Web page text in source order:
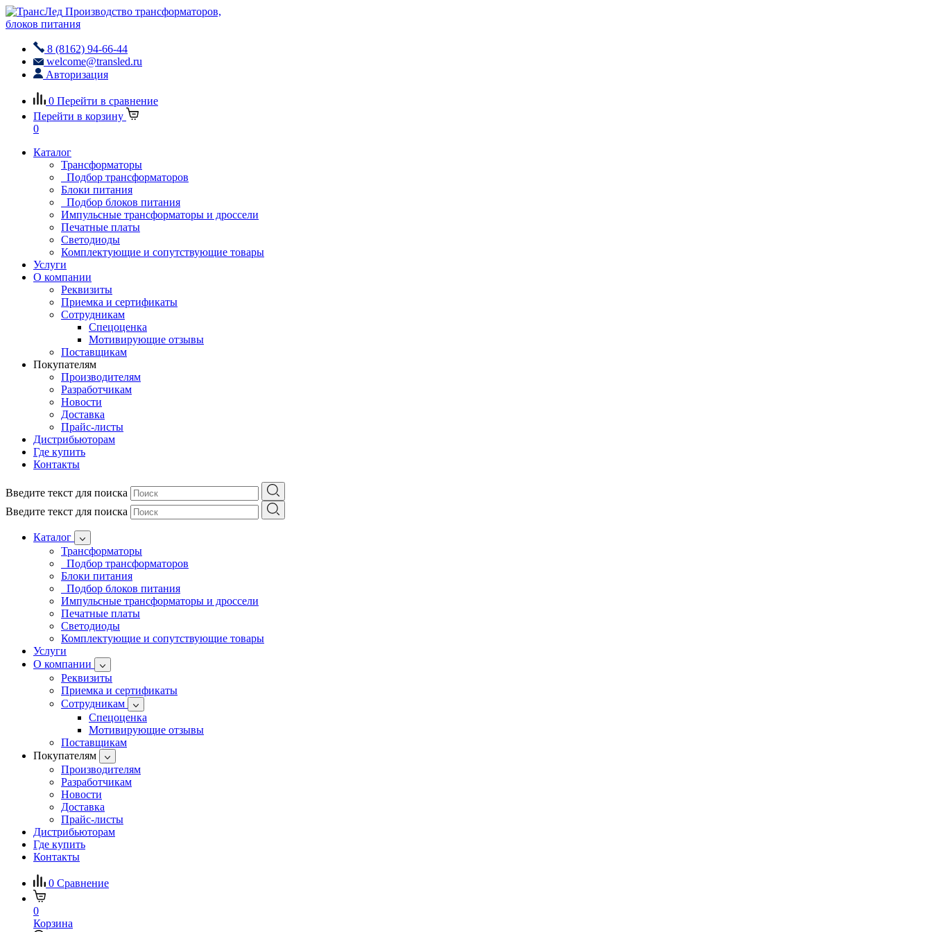
Производство трансформаторов,
блоков питания
8 (8162) 94-66-44
welcome@transled.ru
Авторизация
0 Перейти в сравнение
Перейти в корзину
0
Каталог
Трансформаторы
Подбор трансформаторов
Блоки питания
Подбор блоков питания
Импульсные трансформаторы и дроссели
Печатные платы
Светодиоды
Комплектующие и сопутствующие товары
Услуги
О компании
Реквизиты
Приемка и сертификаты
Сотрудникам
Спецоценка
Мотивирующие отзывы
Поставщикам
Покупателям
Производителям
Разработчикам
Новости
Доставка
Прайс-листы
Дистрибьюторам
Где купить
Контакты
Введите текст для поиска
Введите текст для поиска
Каталог
Трансформаторы
Подбор трансформаторов
Блоки питания
Подбор блоков питания
Импульсные трансформаторы и дроссели
Печатные платы
Светодиоды
Комплектующие и сопутствующие товары
Услуги
О компании
Реквизиты
Приемка и сертификаты
Сотрудникам
Спецоценка
Мотивирующие отзывы
Поставщикам
Покупателям
Производителям
Разработчикам
Новости
Доставка
Прайс-листы
Дистрибьюторам
Где купить
Контакты
0 Сравнение
0
Корзина